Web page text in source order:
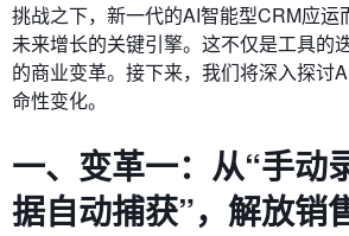
挑战之下，新一代的AI智能型CRM应运
未来增长的关键引擎。这不仅是工具的
的商业变革。接下来，我们将深入探讨
命性变化。
一、变革一：从“手动
据自动捕获”，解放销